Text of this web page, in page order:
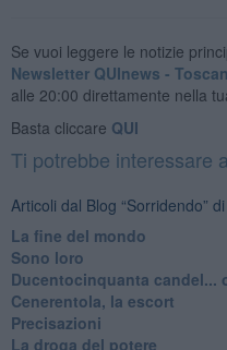
Se vuoi leggere le notizie
Newsletter QUInews -
alle 20:00 direttamente nella
Basta cliccare QUI
Ti potrebbe interessare
Articoli dal Blog “Sorridendo”
La fine del mondo
Sono loro
Ducentocinquanta candel...
Cenerentola, la escort
Precisazioni
La droga del potere